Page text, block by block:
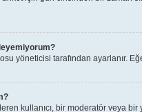
yöneticisi tarafından ayarlanır.
kullanıcı, bir moderatör veya bir